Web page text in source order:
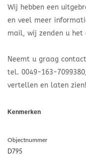
Wij hebben een
en veel meer
mail, wij zenden u het
Neemt u graag
tel. 0049-163-
vertellen en laten zien!
Kenmerken
Objectnummer
D795